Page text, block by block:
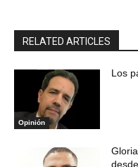
RELATED ARTICLES
Opinión
Los